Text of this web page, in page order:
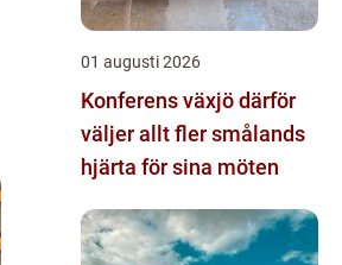
01 augusti 2026
Konferens växjö därför
väljer allt fler smålands
hjärta för sina möten